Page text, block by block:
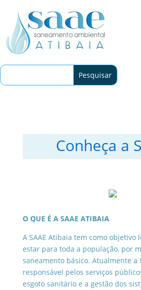
Conheça a
O QUE É A SAAE ATIBAIA
A SAAE Atibaia tem como objetivo
estar para toda a população, por
saneamento básico. Atualmente a
responsável pelos serviços
esgoto sanitário e a gestão dos